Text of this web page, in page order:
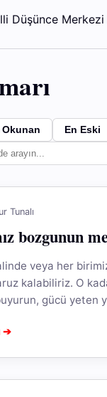
Okunan En Eski
Tunalı
bozgunun
veya her
kalabiliriz. O
gücü yeten
➔